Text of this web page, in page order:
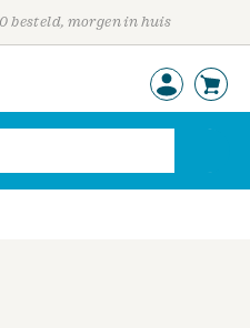
besteld, morgen in huis